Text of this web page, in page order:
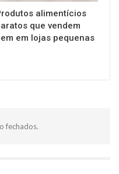
alimentícios
que vendem
em lojas pequenas
fechados.